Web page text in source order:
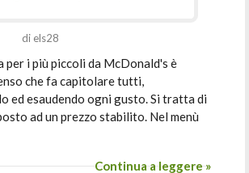
di els28
i più piccoli da McDonald's è
che fa capitolare tutti,
ed esaudendo ogni gusto. Si tratta di
ad un prezzo stabilito. Nel menù
Continua a leggere »